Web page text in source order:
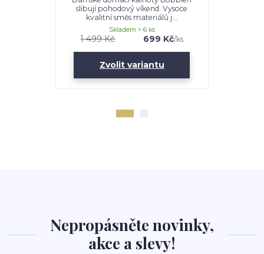
slibují pohodový víkend. Vysoce
kvalitní směs materiálů j...
1 499 Kč 699 Kč/ks
Skladem > 6 ks
Zvolit variantu
Nepropásněte novinky,
akce a slevy!